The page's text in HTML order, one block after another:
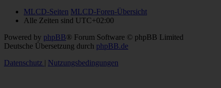
MLCD-Seiten MLCD-Foren-Übersicht
Alle Zeiten sind UTC+02:00
Powered by phpBB® Forum Software © phpBB Limited
Deutsche Übersetzung durch phpBB.de
Datenschutz | Nutzungsbedingungen